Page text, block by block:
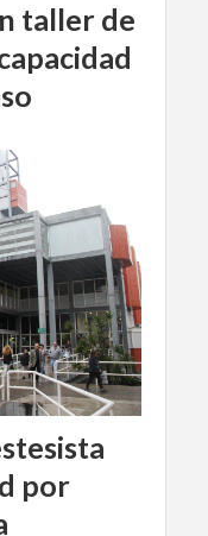
taller de
por